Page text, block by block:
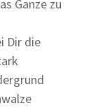
Ganze zu
Dir die